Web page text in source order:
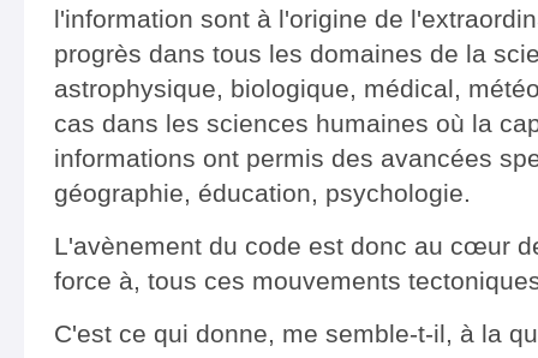
l'information sont à l'origine de
progrès dans tous les domaines de la
astrophysique, biologique, médical,
cas dans les sciences humaines où la
informations ont permis des avancées
géographie, éducation, psychologie.
L'avènement du code est donc au cœur
force à, tous ces mouvements
C'est ce qui donne, me semble-t-il, à la